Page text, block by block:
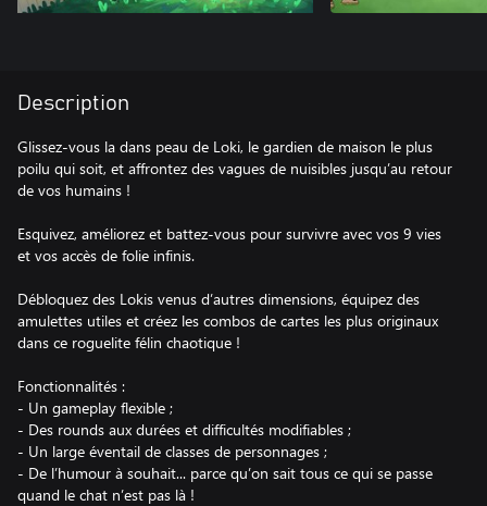
Description
Glissez-vous la dans peau de Loki, le gardien de maison le plus
poilu qui soit, et affrontez des vagues de nuisibles jusqu’au retour
de vos humains !
Esquivez, améliorez et battez-vous pour survivre avec vos 9 vies
et vos accès de folie infinis.
Débloquez des Lokis venus d’autres dimensions, équipez des
amulettes utiles et créez les combos de cartes les plus originaux
dans ce roguelite félin chaotique !
Fonctionnalités :
- Un gameplay flexible ;
- Des rounds aux durées et difficultés modifiables ;
- Un large éventail de classes de personnages ;
- De l’humour à souhait... parce qu’on sait tous ce qui se passe
quand le chat n’est pas là !